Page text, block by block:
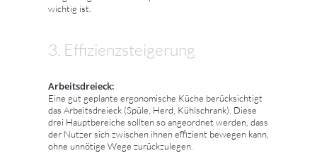
wichtig ist.
3. Effizienzsteigerung
Arbeitsdreieck:
Eine gut geplante ergonomische Küche berücksichtigt
das Arbeitsdreieck (Spüle, Herd, Kühlschrank). Diese
drei Hauptbereiche sollten so angeordnet werden, dass
der Nutzer sich zwischen ihnen effizient bewegen kann,
ohne unnötige Wege zurückzulegen.